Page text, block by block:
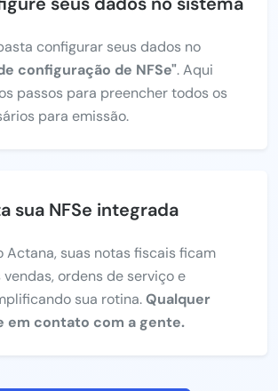
configurar seus dados no
configuração de NFSe". Aqui
passos para preencher todos os
para emissão.
sua NFSe integrada
Actana, suas notas fiscais ficam
ordens de serviço e
sua rotina.Qualquer
em contato com a gente.